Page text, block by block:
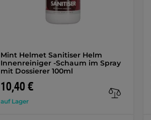
Mint Helmet Sanitiser Helm
Innenreiniger -Schaum im Spray
mit Dossierer 100ml
10,40 €
auf Lager